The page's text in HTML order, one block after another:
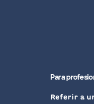
Para
Referir a